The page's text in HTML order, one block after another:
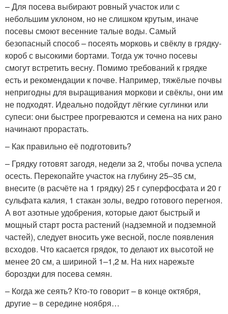
– Для посева выбирают ровный участок или с
небольшим уклоном, но не слишком крутым, иначе
посевы смоют весенние талые воды. Самый
безопасный способ – посеять морковь и свёклу в грядку-
короб с высокими бортами. Тогда уж точно посевы
смогут встретить весну. Помимо требований к грядке
есть и рекомендации к почве. Например, тяжёлые почвы
непригодны для выращивания моркови и свёклы, они им
не подходят. Идеально подойдут лёгкие суглинки или
супеси: они быстрее прогреваются и семена на них рано
начинают ­прорастать.
– Как правильно её ­подготовить?
– Грядку готовят загодя, недели за 2, чтобы почва успела
осесть. Перекопайте участок на глубину 25–35 см,
внесите (в расчёте на 1 грядку) 25 г суперфосфата и 20 г
сульфата калия, 1 стакан золы, ведро готового перегноя.
А вот азотные удобрения, которые дают быстрый и
мощный старт роста растений (надземной и подземной
частей), следует вносить уже весной, после появления
всходов. Что касается грядок, то делают их высотой не
менее 20 см, а шириной 1–1,2 м. На них нарежьте
бороздки для посева семян.
– Когда же сеять? Кто-то говорит – в конце октября,
другие – в середине ­ноября…